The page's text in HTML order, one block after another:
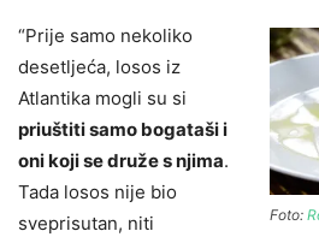
Foto:
“Prije samo nekoliko
desetljeća, losos iz
Atlantika mogli su si
priuštiti samo bogataši i
oni koji se druže s njima.
Tada losos nije bio
sveprisutan, niti